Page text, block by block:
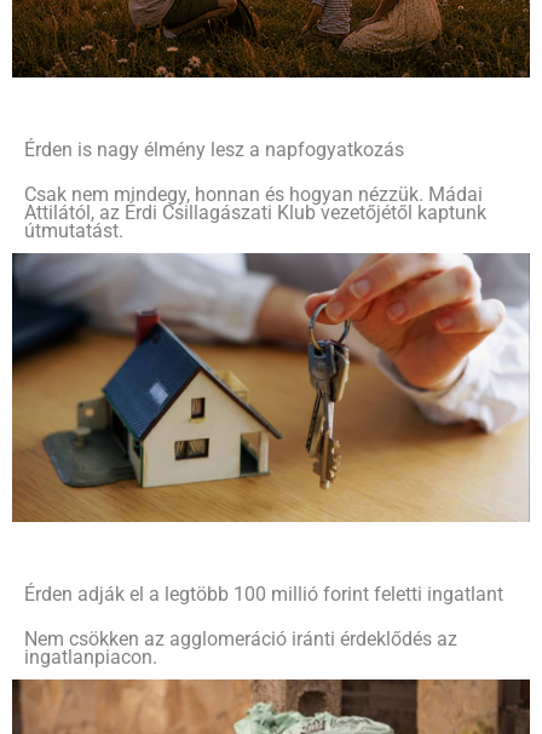
Érden is nagy élmény lesz a napfogyatkozás
Csak nem mindegy, honnan és hogyan nézzük. Mádai
Attilától, az Érdi Csillagászati Klub vezetőjétől kaptunk
útmutatást.
Érden adják el a legtöbb 100 millió forint feletti ingatlant
Nem csökken az agglomeráció iránti érdeklődés az
ingatlanpiacon.